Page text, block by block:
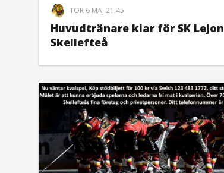
TOR 6 MAJ 21:45
Huvudtränare klar för SK Lejon
Skellefteå